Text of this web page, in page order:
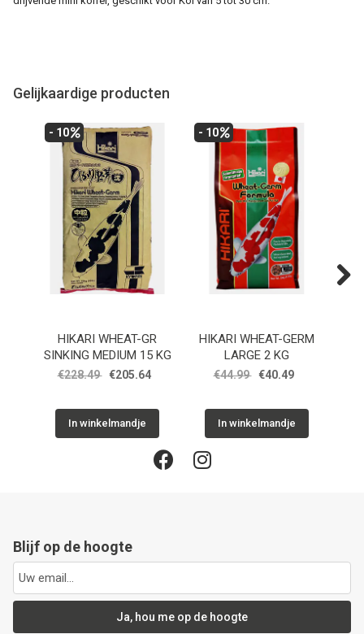
Gelijkaardige producten
- 10
HIKARI WHEAT-GR
SINKING MEDIUM 15 KG
€228.49 €205.64
In winkelmandje
- 10
HIKARI WHEAT-GERM
LARGE 2 KG
€44.99 €40.49
In winkelmandje
Blijf op de hoogte
Ja, hou me op de hoogte